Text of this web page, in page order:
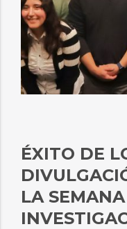
ÉXITO DE
LA